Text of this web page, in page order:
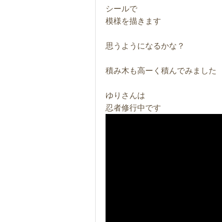
シールで
模様を描きます
思うようになるかな？
積み木も高ーく積んでみました
ゆりさんは
忍者修行中です